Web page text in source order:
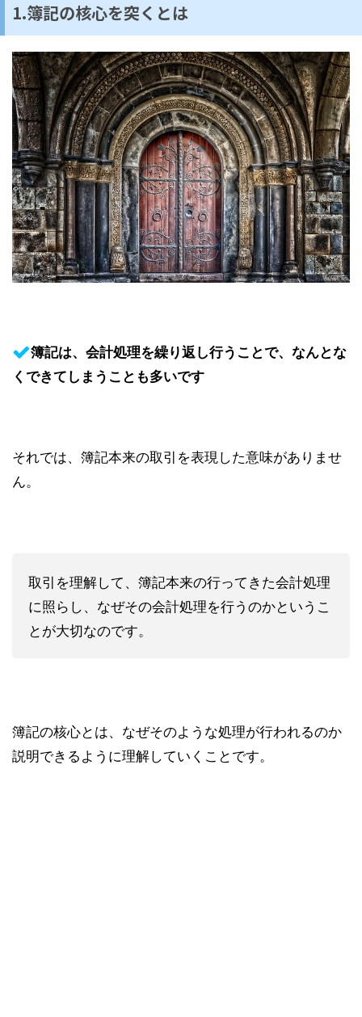
1.簿記の核心を突くとは
簿記は、会計処理を繰り返し行うことで、なんとな
くできてしまうことも多いです
それでは、簿記本来の取引を表現した意味がありませ
ん。
取引を理解して、簿記本来の行ってきた会計処理
に照らし、なぜその会計処理を行うのかというこ
とが大切なのです。
簿記の核心とは、なぜそのような処理が行われるのか
説明できるように理解していくことです。